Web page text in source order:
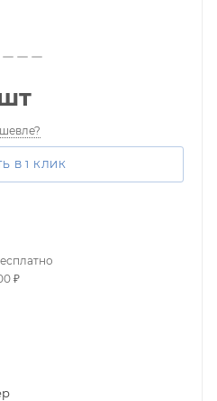
В 1 КЛИК
₽